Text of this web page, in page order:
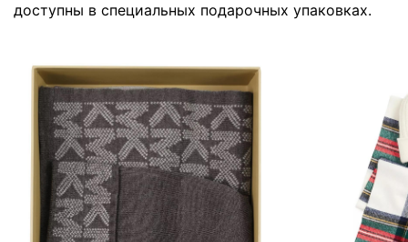
доступны в специальных подарочных упаковках.